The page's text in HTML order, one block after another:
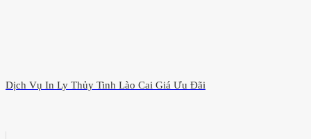
Dịch Vụ In Ly Thủy Tinh Lào Cai Giá Ưu Đãi